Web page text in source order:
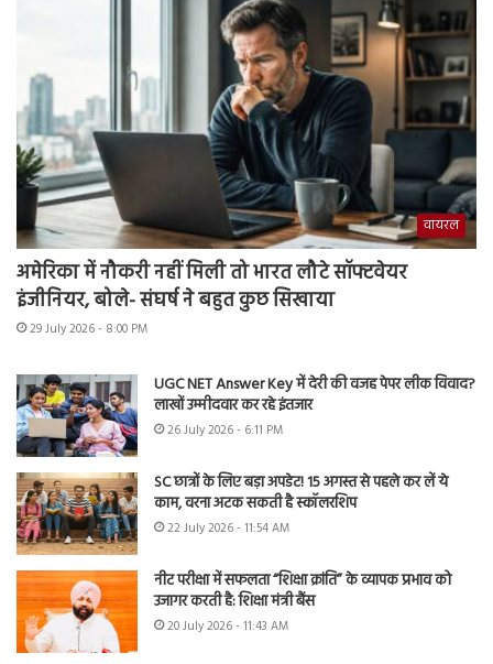
वायरल
अमेरिका में नौकरी नहीं मिली तो भारत लौटे सॉफ्टवेयर
इंजीनियर, बोले- संघर्ष ने बहुत कुछ सिखाया
29 July 2026 - 8:00 PM
UGC NET Answer Key में देरी की वजह पेपर लीक विवाद?
लाखों उम्मीदवार कर रहे इंतजार
26 July 2026 - 6:11 PM
SC छात्रों के लिए बड़ा अपडेट! 15 अगस्त से पहले कर लें ये
काम, वरना अटक सकती है स्कॉलरशिप
22 July 2026 - 11:54 AM
नीट परीक्षा में सफलता “शिक्षा क्रांति” के व्यापक प्रभाव को
उजागर करती है: शिक्षा मंत्री बैंस
20 July 2026 - 11:43 AM